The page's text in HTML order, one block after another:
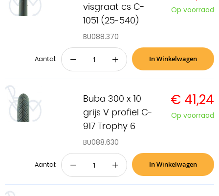
visgraat cs C-
1051 (25-540)
BU088.370
Op voorraad
Aantal: − + In Winkelwagen
Buba 300 x 10
grijs V profiel C-
917 Trophy 6
BU088.630
€ 41,24
Op voorraad
Aantal: − + In Winkelwagen